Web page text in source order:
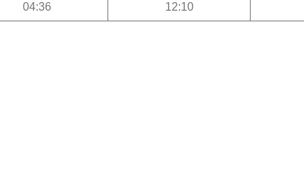
04:36 12:10